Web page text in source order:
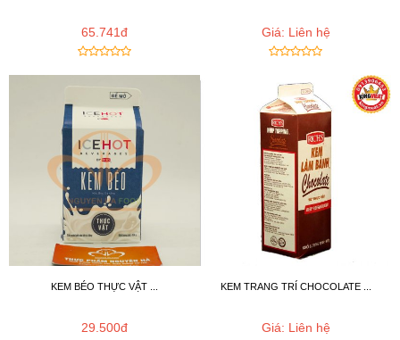
65.741đ Giá: Liên hệ
KEM BÉO THỰC VẬT ...
29.500đ
KEM TRANG TRÍ CHOCOLATE ...
Giá: Liên hệ